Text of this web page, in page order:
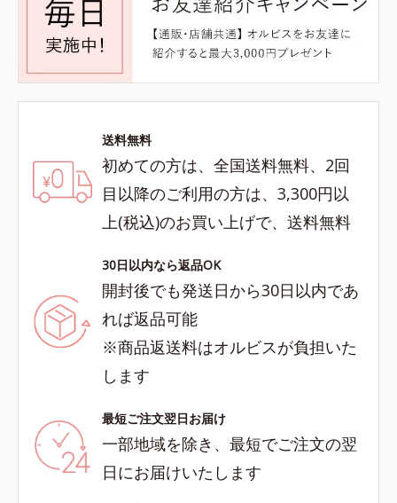
送料無料
初めての方は、全国送料無料、2回
目以降のご利用の方は、3,300円以
上(税込)のお買い上げで、送料無料
30日以内なら返品OK
開封後でも発送日から30日以内であ
れば返品可能
※商品返送料はオルビスが負担いた
します
最短ご注文翌日お届け
一部地域を除き、最短でご注文の翌
日にお届けいたします